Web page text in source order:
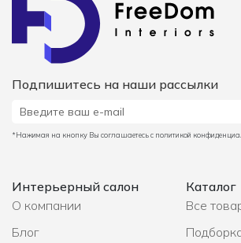
Интерьерный салон
О компании
Блог
Каталог
Все
Подпишитесь на наши рассылки
*Нажимая на кнопку Вы соглашаетесь с политикой